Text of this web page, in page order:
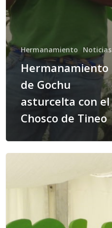
Hermanamiento Noticias
Hermanamiento
de Gochu
asturcelta con el
Chosco de Tineo